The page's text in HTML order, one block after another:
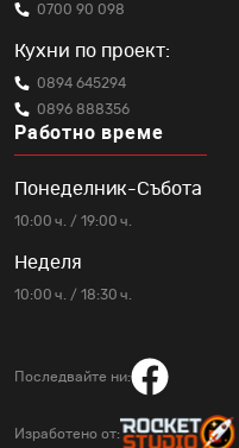
0700 90 098
Кухни по проект:
0894 645294
0896 888356
Работно време
Понеделник-Събота
10:00 ч. / 19:00 ч.
Неделя
10:00 ч. / 18:30 ч.
Последвайте ни:
Изработено от: